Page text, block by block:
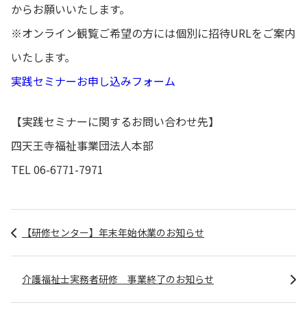
からお願いいたします。
※オンライン観覧ご希望の方には個別に招待URLをご案内
いたします。
実践セミナーお申し込みフォーム
【実践セミナーに関するお問い合わせ先】
四天王寺福祉事業団法人本部
TEL 06-6771-7971
【研修センター】年末年始休業のお知らせ
介護福祉士実務者研修 事業終了のお知らせ